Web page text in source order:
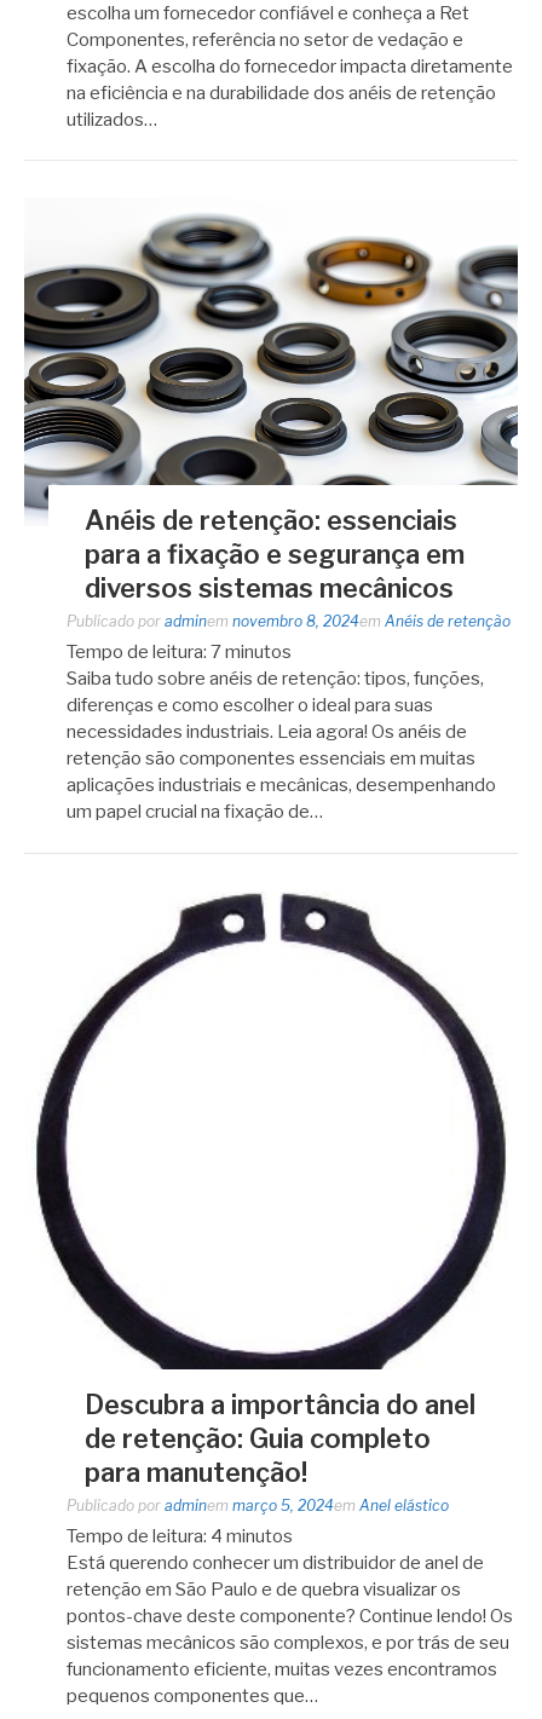
escolha um fornecedor confiável e conheça a Ret
Componentes, referência no setor de vedação e
fixação. A escolha do fornecedor impacta diretamente
na eficiência e na durabilidade dos anéis de retenção
utilizados…
Anéis de retenção: essenciais
para a fixação e segurança em
diversos sistemas mecânicos
Publicado por adminem novembro 8, 2024em Anéis de retenção
Tempo de leitura: 7minutos
Saiba tudo sobre anéis de retenção: tipos, funções,
diferenças e como escolher o ideal para suas
necessidades industriais. Leia agora! Os anéis de
retenção são componentes essenciais em muitas
aplicações industriais e mecânicas, desempenhando
um papel crucial na fixação de…
Descubra a importância do anel
de retenção: Guia completo
para manutenção!
Publicado por adminem março 5, 2024em Anel elástico
Tempo de leitura: 4 minutos
Está querendo conhecer um distribuidor de anel de
retenção em São Paulo e de quebra visualizar os
pontos-chave deste componente? Continue lendo! Os
sistemas mecânicos são complexos, e por trás de seu
funcionamento eficiente, muitas vezes encontramos
pequenos componentes que…